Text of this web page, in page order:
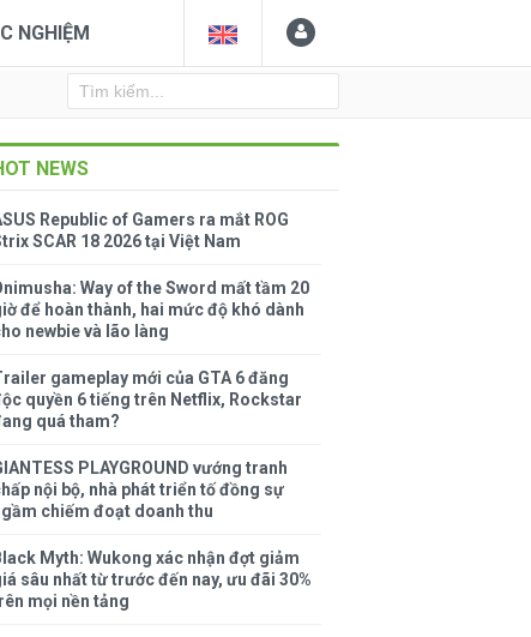
NGHIỆM
NEWS
Republic of Gamers ra mắt ROG
SCAR 18 2026 tại Việt Nam
Way of the Sword mất tầm 20
để hoàn thành, hai mức độ khó dành
newbie và lão làng
gameplay mới của GTA 6 đăng
quyền 6 tiếng trên Netflix, Rockstar
quá tham?
PLAYGROUND vướng tranh
nội bộ, nhà phát triển tố đồng sự
chiếm đoạt doanh thu
Myth: Wukong xác nhận đợt giảm
sâu nhất từ trước đến nay, ưu đãi 30%
mọi nền tảng